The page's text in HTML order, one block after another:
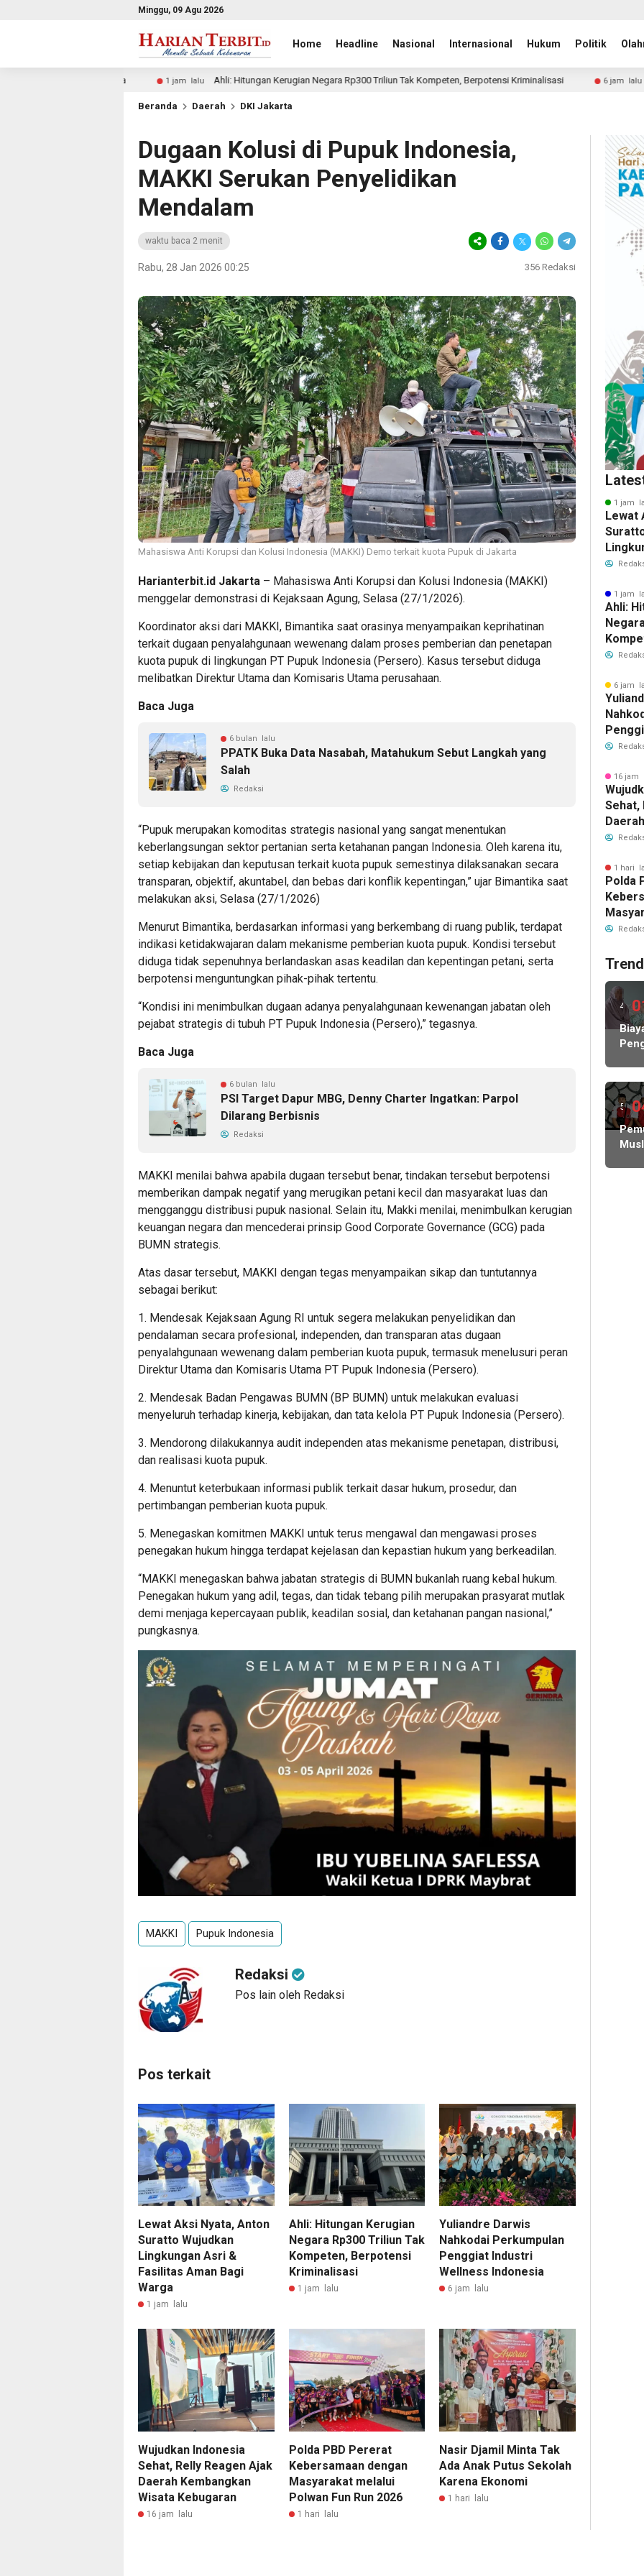
Minggu, 09 Agu 2026
Home Headline Nasional Internasional Hukum Politik
Ahli: Hitungan Kerugian Negara Rp300 Triliun Tak Kompeten, Berpotensi Kriminalisasi 6 jam lalu Yuliandre Darwis
Beranda Daerah DKI Jakarta
Dugaan Kolusi di Pupuk Indonesia,
MAKKI Serukan Penyelidikan
Mendalam
waktu baca 2 menit
Rabu, 28 Jan 2026 00:25 356 Redaksi
Mahasiswa Anti Korupsi dan Kolusi Indonesia (MAKKI) Demo terkait kuota Pupuk di Jakarta
Harianterbit.id Jakarta – Mahasiswa Anti Korupsi dan Kolusi Indonesia (MAKKI)
menggelar demonstrasi di Kejaksaan Agung, Selasa (27/1/2026).
Koordinator aksi dari MAKKI, Bimantika saat orasinya menyampaikan keprihatinan
terkait dugaan penyalahgunaan wewenang dalam proses pemberian dan penetapan
kuota pupuk di lingkungan PT Pupuk Indonesia (Persero). Kasus tersebut diduga
melibatkan Direktur Utama dan Komisaris Utama perusahaan.
Baca Juga
6 bulan lalu
PPATK Buka Data Nasabah, Matahukum Sebut Langkah yang
Salah
Redaksi
“Pupuk merupakan komoditas strategis nasional yang sangat menentukan
keberlangsungan sektor pertanian serta ketahanan pangan Indonesia. Oleh karena itu,
setiap kebijakan dan keputusan terkait kuota pupuk semestinya dilaksanakan secara
transparan, objektif, akuntabel, dan bebas dari konflik kepentingan,” ujar Bimantika saat
melakukan aksi, Selasa (27/1/2026)
Menurut Bimantika, berdasarkan informasi yang berkembang di ruang publik, terdapat
indikasi ketidakwajaran dalam mekanisme pemberian kuota pupuk. Kondisi tersebut
diduga tidak sepenuhnya berlandaskan asas keadilan dan kepentingan petani, serta
berpotensi menguntungkan pihak-pihak tertentu.
“Kondisi ini menimbulkan dugaan adanya penyalahgunaan kewenangan jabatan oleh
pejabat strategis di tubuh PT Pupuk Indonesia (Persero),” tegasnya.
Baca Juga
6 bulan lalu
​PSI Target Dapur MBG, Denny Charter Ingatkan: Parpol
Dilarang Berbisnis
Redaksi
MAKKI menilai bahwa apabila dugaan tersebut benar, tindakan tersebut berpotensi
memberikan dampak negatif yang merugikan petani kecil dan masyarakat luas dan
mengganggu distribusi pupuk nasional. Selain itu, Makki menilai, menimbulkan kerugian
keuangan negara dan mencederai prinsip Good Corporate Governance (GCG) pada
BUMN strategis.
Atas dasar tersebut, MAKKI dengan tegas menyampaikan sikap dan tuntutannya
sebagai berikut:
1. Mendesak Kejaksaan Agung RI untuk segera melakukan penyelidikan dan
pendalaman secara profesional, independen, dan transparan atas dugaan
penyalahgunaan wewenang dalam pemberian kuota pupuk, termasuk menelusuri peran
Direktur Utama dan Komisaris Utama PT Pupuk Indonesia (Persero).
2. Mendesak Badan Pengawas BUMN (BP BUMN) untuk melakukan evaluasi
menyeluruh terhadap kinerja, kebijakan, dan tata kelola PT Pupuk Indonesia (Persero).
3. Mendorong dilakukannya audit independen atas mekanisme penetapan, distribusi,
dan realisasi kuota pupuk.
4. Menuntut keterbukaan informasi publik terkait dasar hukum, prosedur, dan
pertimbangan pemberian kuota pupuk.
5. Menegaskan komitmen MAKKI untuk terus mengawal dan mengawasi proses
penegakan hukum hingga terdapat kejelasan dan kepastian hukum yang berkeadilan.
“MAKKI menegaskan bahwa jabatan strategis di BUMN bukanlah ruang kebal hukum.
Penegakan hukum yang adil, tegas, dan tidak tebang pilih merupakan prasyarat mutlak
demi menjaga kepercayaan publik, keadilan sosial, dan ketahanan pangan nasional,”
pungkasnya.
MAKKI Pupuk Indonesia
Redaksi
Pos lain oleh Redaksi
Pos terkait
Lewat Aksi Nyata, Anton
Suratto Wujudkan
Lingkungan Asri &
Fasilitas Aman Bagi
Warga
1 jam lalu
Ahli: Hitungan Kerugian
Negara Rp300 Triliun Tak
Kompeten, Berpotensi
Kriminalisasi
1 jam lalu
Yuliandre Darwis
Nahkodai Perkumpulan
Penggiat Industri
Wellness Indonesia
6 jam lalu
Wujudkan Indonesia
Sehat, Relly Reagen Ajak
Daerah Kembangkan
Wisata Kebugaran
16 jam lalu
Polda PBD Pererat
Kebersamaan dengan
Masyarakat melalui
Polwan Fun Run 2026
1 hari lalu
Nasir Djamil Minta Tak
Ada Anak Putus Sekolah
Karena Ekonomi
1 hari lalu
1 jam
Lewat
1 jam
Ahli:
6 jam
16 jam
Sehat,
Wisata
1 hari
Polda
Polwan
4
hari
lalu
KP
5
hari
lalu